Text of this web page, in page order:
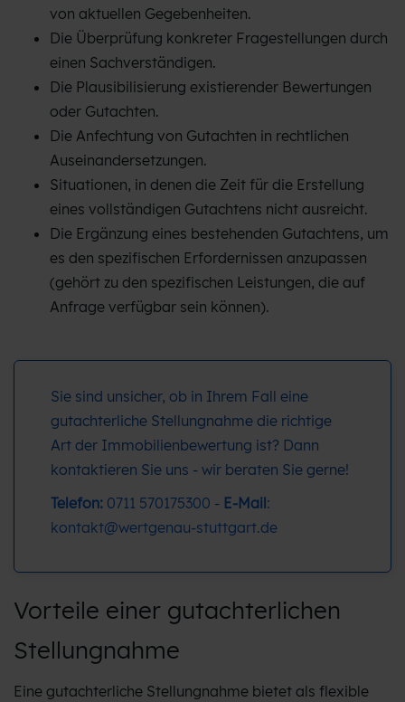
von aktuellen Gegebenheiten.
Die Überprüfung konkreter Fragestellungen durch
einen Sachverständigen.
Die Plausibilisierung existierender Bewertungen
oder Gutachten.
Die Anfechtung von Gutachten in rechtlichen
Auseinandersetzungen.
Situationen, in denen die Zeit für die Erstellung
eines vollständigen Gutachtens nicht ausreicht.
Die Ergänzung eines bestehenden Gutachtens, um
es den spezifischen Erfordernissen anzupassen
(gehört zu den spezifischen Leistungen, die auf
Anfrage verfügbar sein können).
Sie sind unsicher, ob in Ihrem Fall eine
gutachterliche Stellungnahme die richtige
Art der Immobilienbewertung ist? Dann
kontaktieren Sie uns - wir beraten Sie gerne!
Telefon: 0711 570175300 - E-Mail :
kontakt@wertgenau-stuttgart.de
Vorteile einer gutachterlichen
Stellungnahme
Eine gutachterliche Stellungnahme bietet als flexible